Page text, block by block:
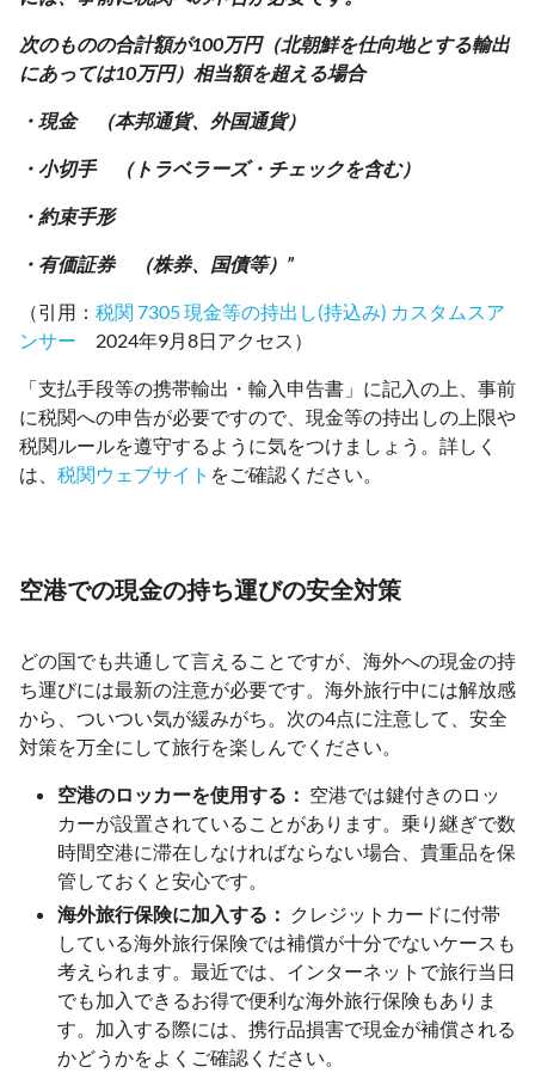
次のものの合計額が100万円（北朝鮮を仕向地とする輸出
にあっては10万円）相当額を超える場合
・現金 （本邦通貨、外国通貨）
・小切手 （トラベラーズ・チェックを含む）
・約束手形
・有価証券 （株券、国債等）”
（引用： 税関 7305 現金等の持出し(持込み) カスタムスア
ンサー 2024年9月8日アクセス）
「支払手段等の携帯輸出・輸入申告書」に記入の上、事前
に税関への申告が必要ですので、現金等の持出しの上限や
税関ルールを遵守するように気をつけましょう。詳しく
は、 税関ウェブサイト をご確認ください。
空港での現金の持ち運びの安全対策
どの国でも共通して言えることですが、海外への現金の持
ち運びには最新の注意が必要です。海外旅行中には解放感
から、ついつい気が緩みがち。次の4点に注意して、安全
対策を万全にして旅行を楽しんでください。
空港のロッカーを使用する： 空港では鍵付きのロッ
カーが設置されていることがあります。乗り継ぎで数
時間空港に滞在しなければならない場合、貴重品を保
管しておくと安心です。
海外旅行保険に加入する： クレジットカードに付帯
している海外旅行保険では補償が十分でないケースも
考えられます。最近では、インターネットで旅行当日
でも加入できるお得で便利な海外旅行保険もありま
す。加入する際には、携行品損害で現金が補償される
かどうかをよくご確認ください。